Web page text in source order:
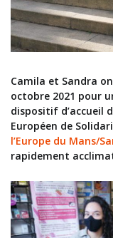
Camila et Sandra
octobre 2021 pour
dispositif d’accueil
Européen de
l’Europe du Mans/
rapidement